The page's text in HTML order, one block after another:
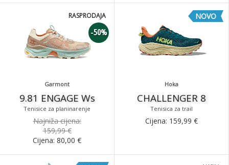
Garmont
9.81 ENGAGE Ws
Tenisice za planinarenje
-50%
RASPRODAJA
Najniža cijena:
159,99 €
Cijena: 80,00 €
Hoka
CHALLENGER 8
Tenisica za trail
NOVO
Cijena: 159,99 €